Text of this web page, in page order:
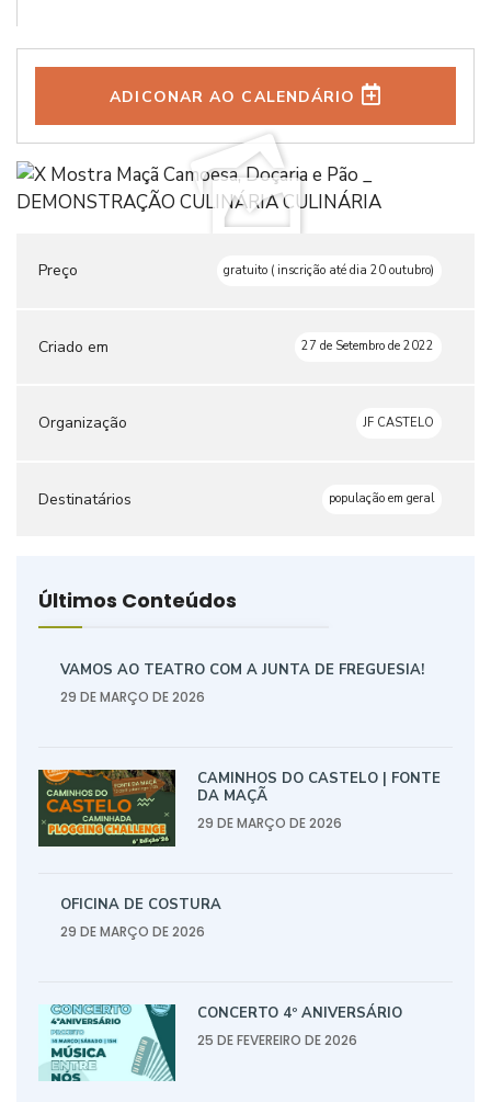
ADICONAR AO CALENDÁRIO
Preço gratuito ( inscrição até dia 20 outubro)
Criado em 27 de Setembro de 2022
Organização JF CASTELO
Destinatários população em geral
Últimos Conteúdos
VAMOS AO TEATRO COM A JUNTA DE FREGUESIA!
29 DE MARÇO DE 2026
CAMINHOS DO CASTELO | FONTE
DA MAÇÃ
29 DE MARÇO DE 2026
OFICINA DE COSTURA
29 DE MARÇO DE 2026
CONCERTO 4º ANIVERSÁRIO
25 DE FEVEREIRO DE 2026